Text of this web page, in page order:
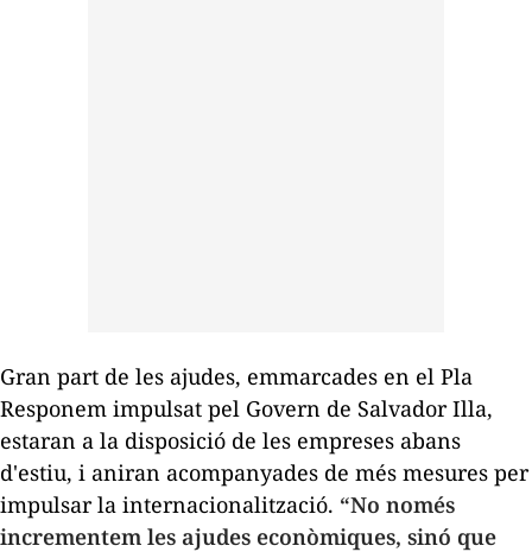
Gran part de les ajudes, emmarcades en el Pla
Responem impulsat pel Govern de Salvador Illa,
estaran a la disposició de les empreses abans
d'estiu, i aniran acompanyades de més mesures per
impulsar la internacionalització. “No només
incrementem les ajudes econòmiques, sinó que